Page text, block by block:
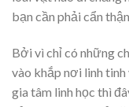
bạn cần phải cẩn
Bởi vì chỉ có những
vào khắp nơi linh tinh
gia tâm linh học thì